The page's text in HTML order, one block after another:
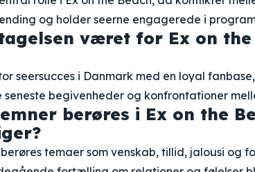
og holder seerne engagerede i
været for Ex on the
seersucces i Danmark med en loyal
begivenheder og konfrontationer
berøres i Ex on the
temaer som venskab, tillid, jalousi og